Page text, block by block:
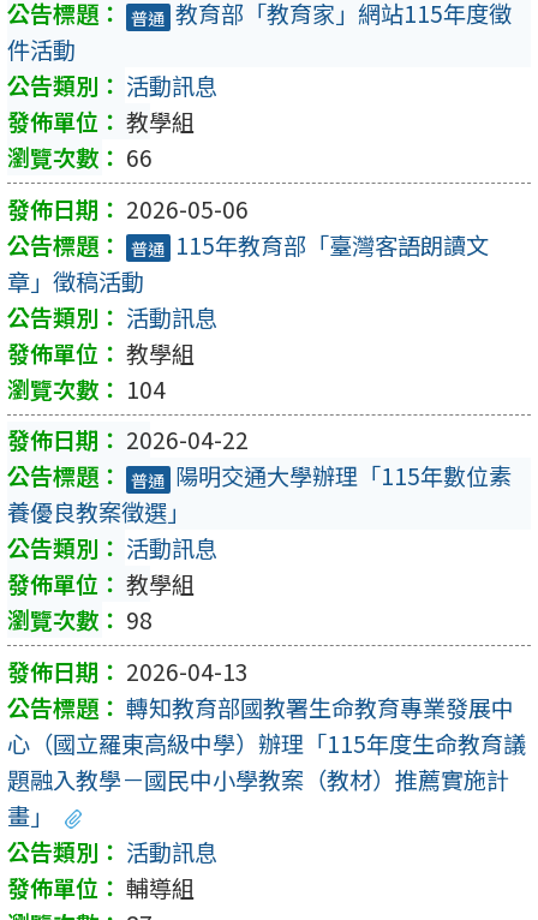
普通 教育部「教育家」網站115年度徵
件活動
活動訊息
教學組
66
2026-05-06
普通 115年教育部「臺灣客語朗讀文
章」徵稿活動
活動訊息
教學組
104
2026-04-22
普通 陽明交通大學辦理「115年數位素
養優良教案徵選」
活動訊息
教學組
98
2026-04-13
轉知教育部國教署生命教育專業發展中
心（國立羅東高級中學）辦理「115年度生命教育議
題融入教學－國民中小學教案（教材）推薦實施計
畫」
活動訊息
輔導組